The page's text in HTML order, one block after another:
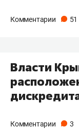
Комментарии 51
Власти
Комментарии 3